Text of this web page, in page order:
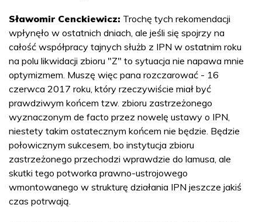
Sławomir Cenckiewicz: Trochę tych rekomendacji
wpłynęło w ostatnich dniach, ale jeśli się spojrzy na
całość współpracy tajnych służb z IPN w ostatnim roku
na polu likwidacji zbioru "Z" to sytuacja nie napawa mnie
optymizmem. Muszę więc pana rozczarować - 16
czerwca 2017 roku, który rzeczywiście miał być
prawdziwym końcem tzw. zbioru zastrzeżonego
wyznaczonym de facto przez nowelę ustawy o IPN,
niestety takim ostatecznym końcem nie będzie. Będzie
połowicznym sukcesem, bo instytucja zbioru
zastrzeżonego przechodzi wprawdzie do lamusa, ale
skutki tego potworka prawno-ustrojowego
wmontowanego w strukturę działania IPN jeszcze jakiś
czas potrwają.